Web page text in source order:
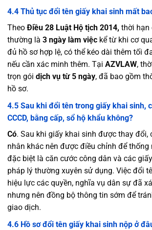
4.4 Thủ tục đổi tên giấy khai sinh mất
Theo Điều 28 Luật Hộ tịch 2014, thời hạn
thường là 3 ngày làm việc kể từ khi cơ
đủ hồ sơ hợp lệ, có thể kéo dài thêm tối
nếu cần xác minh thêm. Tại AZVLAW,
trọn gói dịch vụ từ 5 ngày, đã bao gồm
hồ sơ.
4.5 Sau khi đổi tên trong giấy khai sinh,
CCCD, bằng cấp, sổ hộ khẩu không?
Có. Sau khi giấy khai sinh được thay đổi,
nhân khác nên được điều chỉnh để thống
đặc biệt là căn cước công dân và các
pháp lý thường xuyên sử dụng. Việc đổi
hiệu lực các quyền, nghĩa vụ dân sự đã
nhưng nên đồng bộ thông tin sớm để
giao dịch.
4.6 Hồ sơ đổi tên giấy khai sinh nộp ở